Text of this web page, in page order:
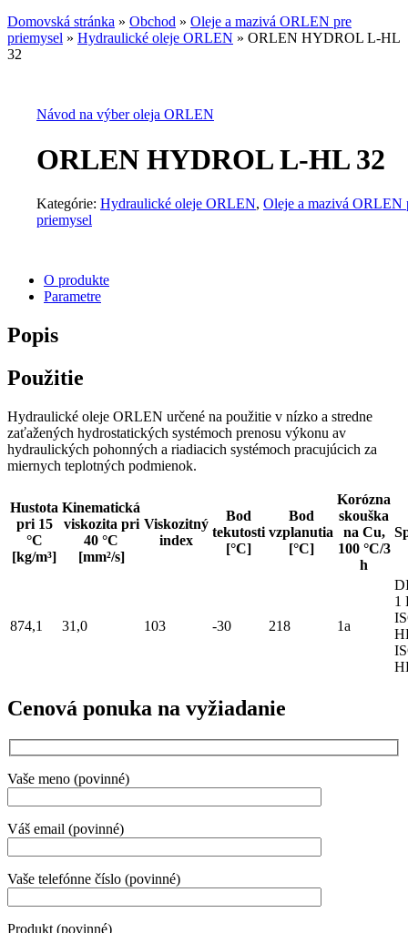
Domovská stránka » Obchod » Oleje a mazivá ORLEN pre
priemysel » Hydraulické oleje ORLEN » ORLEN HYDROL L-HL
32
Návod na výber oleja ORLEN
ORLEN HYDROL L-HL 32
Kategórie: Hydraulické oleje ORLEN, Oleje a mazivá ORLEN
priemysel
O produkte
Parametre
Popis
Použitie
Hydraulické oleje ORLEN určené na použitie v nízko a stredne
zaťažených hydrostatických systémoch prenosu výkonu av
hydraulických pohonných a riadiacich systémoch pracujúcich za
miernych teplotných podmienok.
Hustota
pri 15
°C
[kg/m³]
Kinematická
viskozita pri
40 °C
[mm²/s]
Viskozitný
index
Bod
tekutosti
[°C]
Bod
vzplanutia
[°C]
Korózna
skouška
na Cu,
100 °C/3
h
874,1 31,0 103 -30 218 1a
1
Cenová ponuka na vyžiadanie
Vaše meno (povinné)
Váš email (povinné)
Vaše telefónne číslo (povinné)
Produkt (povinné)